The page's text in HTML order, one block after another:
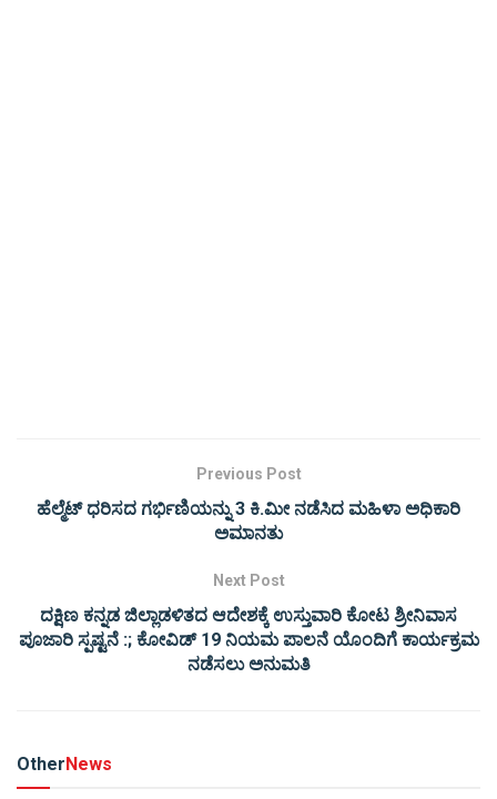
Previous Post
ಹೆಲ್ಮೆಟ್ ಧರಿಸದ ಗರ್ಭಿಣಿಯನ್ನು 3 ಕಿ.ಮೀ ನಡೆಸಿದ ಮಹಿಳಾ ಅಧಿಕಾರಿ
ಅಮಾನತು
Next Post
ದಕ್ಷಿಣ ಕನ್ನಡ ಜಿಲ್ಲಾಡಳಿತದ ಆದೇಶಕ್ಕೆ ಉಸ್ತುವಾರಿ ಕೋಟ ಶ್ರೀನಿವಾಸ
ಪೂಜಾರಿ ಸ್ಪಷ್ಟನೆ :; ಕೋವಿಡ್ 19 ನಿಯಮ ಪಾಲನೆ ಯೊಂದಿಗೆ ಕಾರ್ಯಕ್ರಮ
ನಡೆಸಲು ಅನುಮತಿ
OtherNews